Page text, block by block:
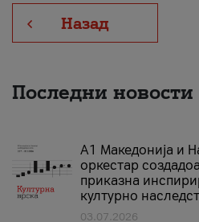
Назад
Последни новости
А1 Македонија и
оркестар
приказна
културно
03.07.2026